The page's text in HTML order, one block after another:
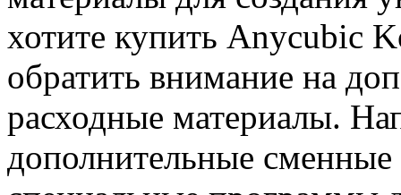
хотите купить Anycubic
обратить внимание на
расходные материалы.
дополнительные сменные